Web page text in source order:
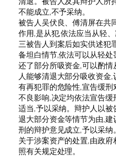
不能成立,不予采纳。
被告人吴伏良、傅清屏在共
作用,是从犯,依法应当从轻
三被告人到案后如实供述犯
备坦白情节,依法可以从轻
还了部分所吸资金,可以酌
人能够清退大部分吸收资金
有再犯罪的危险性,宣告缓
不良影响,决定均依法宣告
适当,予以采纳。辩护人以
退大部分资金等情节为由,
刑的辩护意见成立,予以采纳。
关于涉案资产的处置,由政
照有关规定处理。